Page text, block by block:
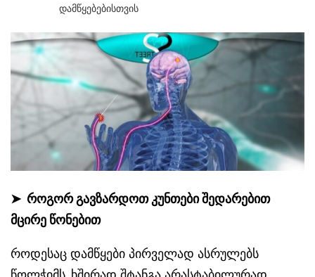
Დამწყებებისთვის
➤ როგორ გავზარდოთ კუნთები შედარებით
მცირე წონებით
როდესაც დამწყები პირველად ასრულებს